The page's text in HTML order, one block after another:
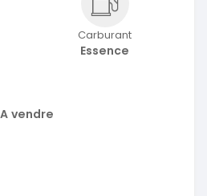
Carburant
Essence
A vendre